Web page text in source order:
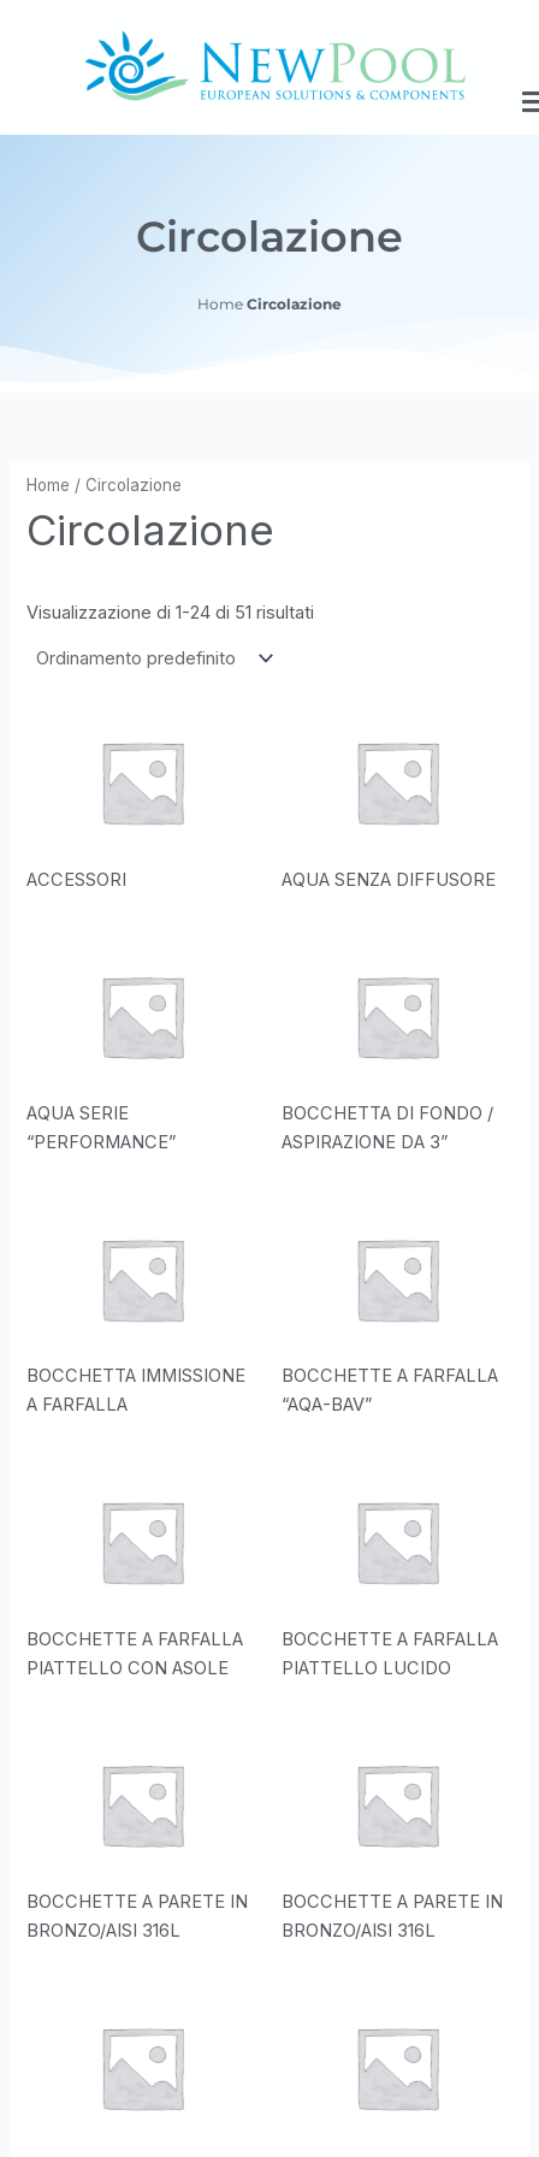
Circolazione
Home Circolazione
Home / Circolazione
Circolazione
Visualizzazione di 1-24 di 51 risultati
ACCESSORI AQUA SENZA DIFFUSORE
AQUA SERIE
“PERFORMANCE”
BOCCHETTA DI FONDO /
ASPIRAZIONE DA 3”
BOCCHETTA IMMISSIONE
A FARFALLA
BOCCHETTE A FARFALLA
“AQA-BAV”
BOCCHETTE A FARFALLA
PIATTELLO CON ASOLE
BOCCHETTE A FARFALLA
PIATTELLO LUCIDO
BOCCHETTE A PARETE IN
BRONZO/AISI 316L
BOCCHETTE A PARETE IN
BRONZO/AISI 316L